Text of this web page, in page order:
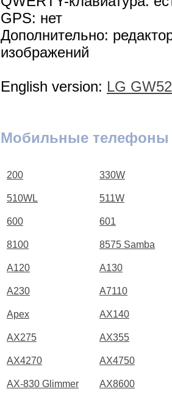
GPS: нет
Дополнительно:
изображений
English version: LG
Мобильные телефоны
200 330W
510WL 511W
600 601
8100 8575 Samba
A120 A130
A230 A7110
Apex AX140
AX275 AX355
AX4270 AX4750
AX-830 Glimmer AX8600